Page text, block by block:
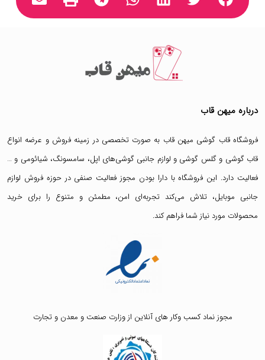
درباره میهن قاب
فروشگاه قاب گوشی میهن قاب به صورت تخصصی در زمینه فروش و عرضه انواع
قاب گوشی وگلس گوشی و لوازم جانبی گوشی‌های اپل، سامسونگ، شیائومی و …
فعالیت دارد. این فروشگاه با دارا بودن مجوز فعالیت صنفی در حوزه فروش لوازم
جانبی موبایل، تلاش می‌کند تجربه‌ای امن، مطمئن و متنوع را برای خرید
محصولات مورد نیاز شما فراهم کند.
مجوز نماد کسب وکار های آنلاین از وزارت صنعت و معدن و تجارت